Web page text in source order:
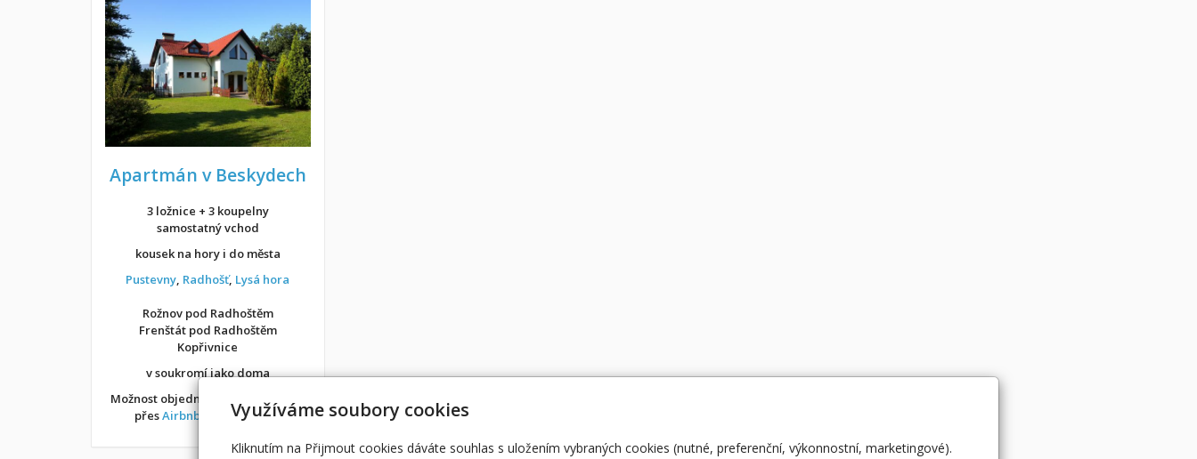
Apartmán v Beskydech
3 ložnice + 3 koupelny
samostatný vchod
kousek na hory i do města
Pustevny, Radhošť, Lysá hora
Rožnov pod Radhoštěm
Frenštát pod Radhoštěm
Kopřivnice
v soukromí jako doma
Možnost objednání ubytování také
přesAirbnb neboBooking
Využíváme soubory cookies
Kliknutím na Přijmout cookies dáváte souhlas s uložením vybraných cookies (nutné, preferenční, výkonnostní, marketingové).